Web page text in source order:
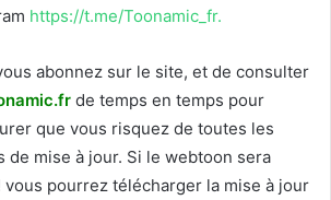
https://t.me/Toonamic_fr.
abonnez sur le site, et de consulter
de temps en temps pour
que vous risquez de toutes les
de mise à jour. Si le webtoon sera
vous pourrez télécharger la mise à jour